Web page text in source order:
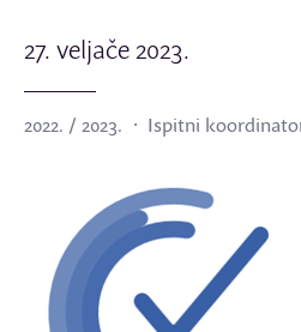
27. veljače 2023.
2022. / 2023. Ispitni